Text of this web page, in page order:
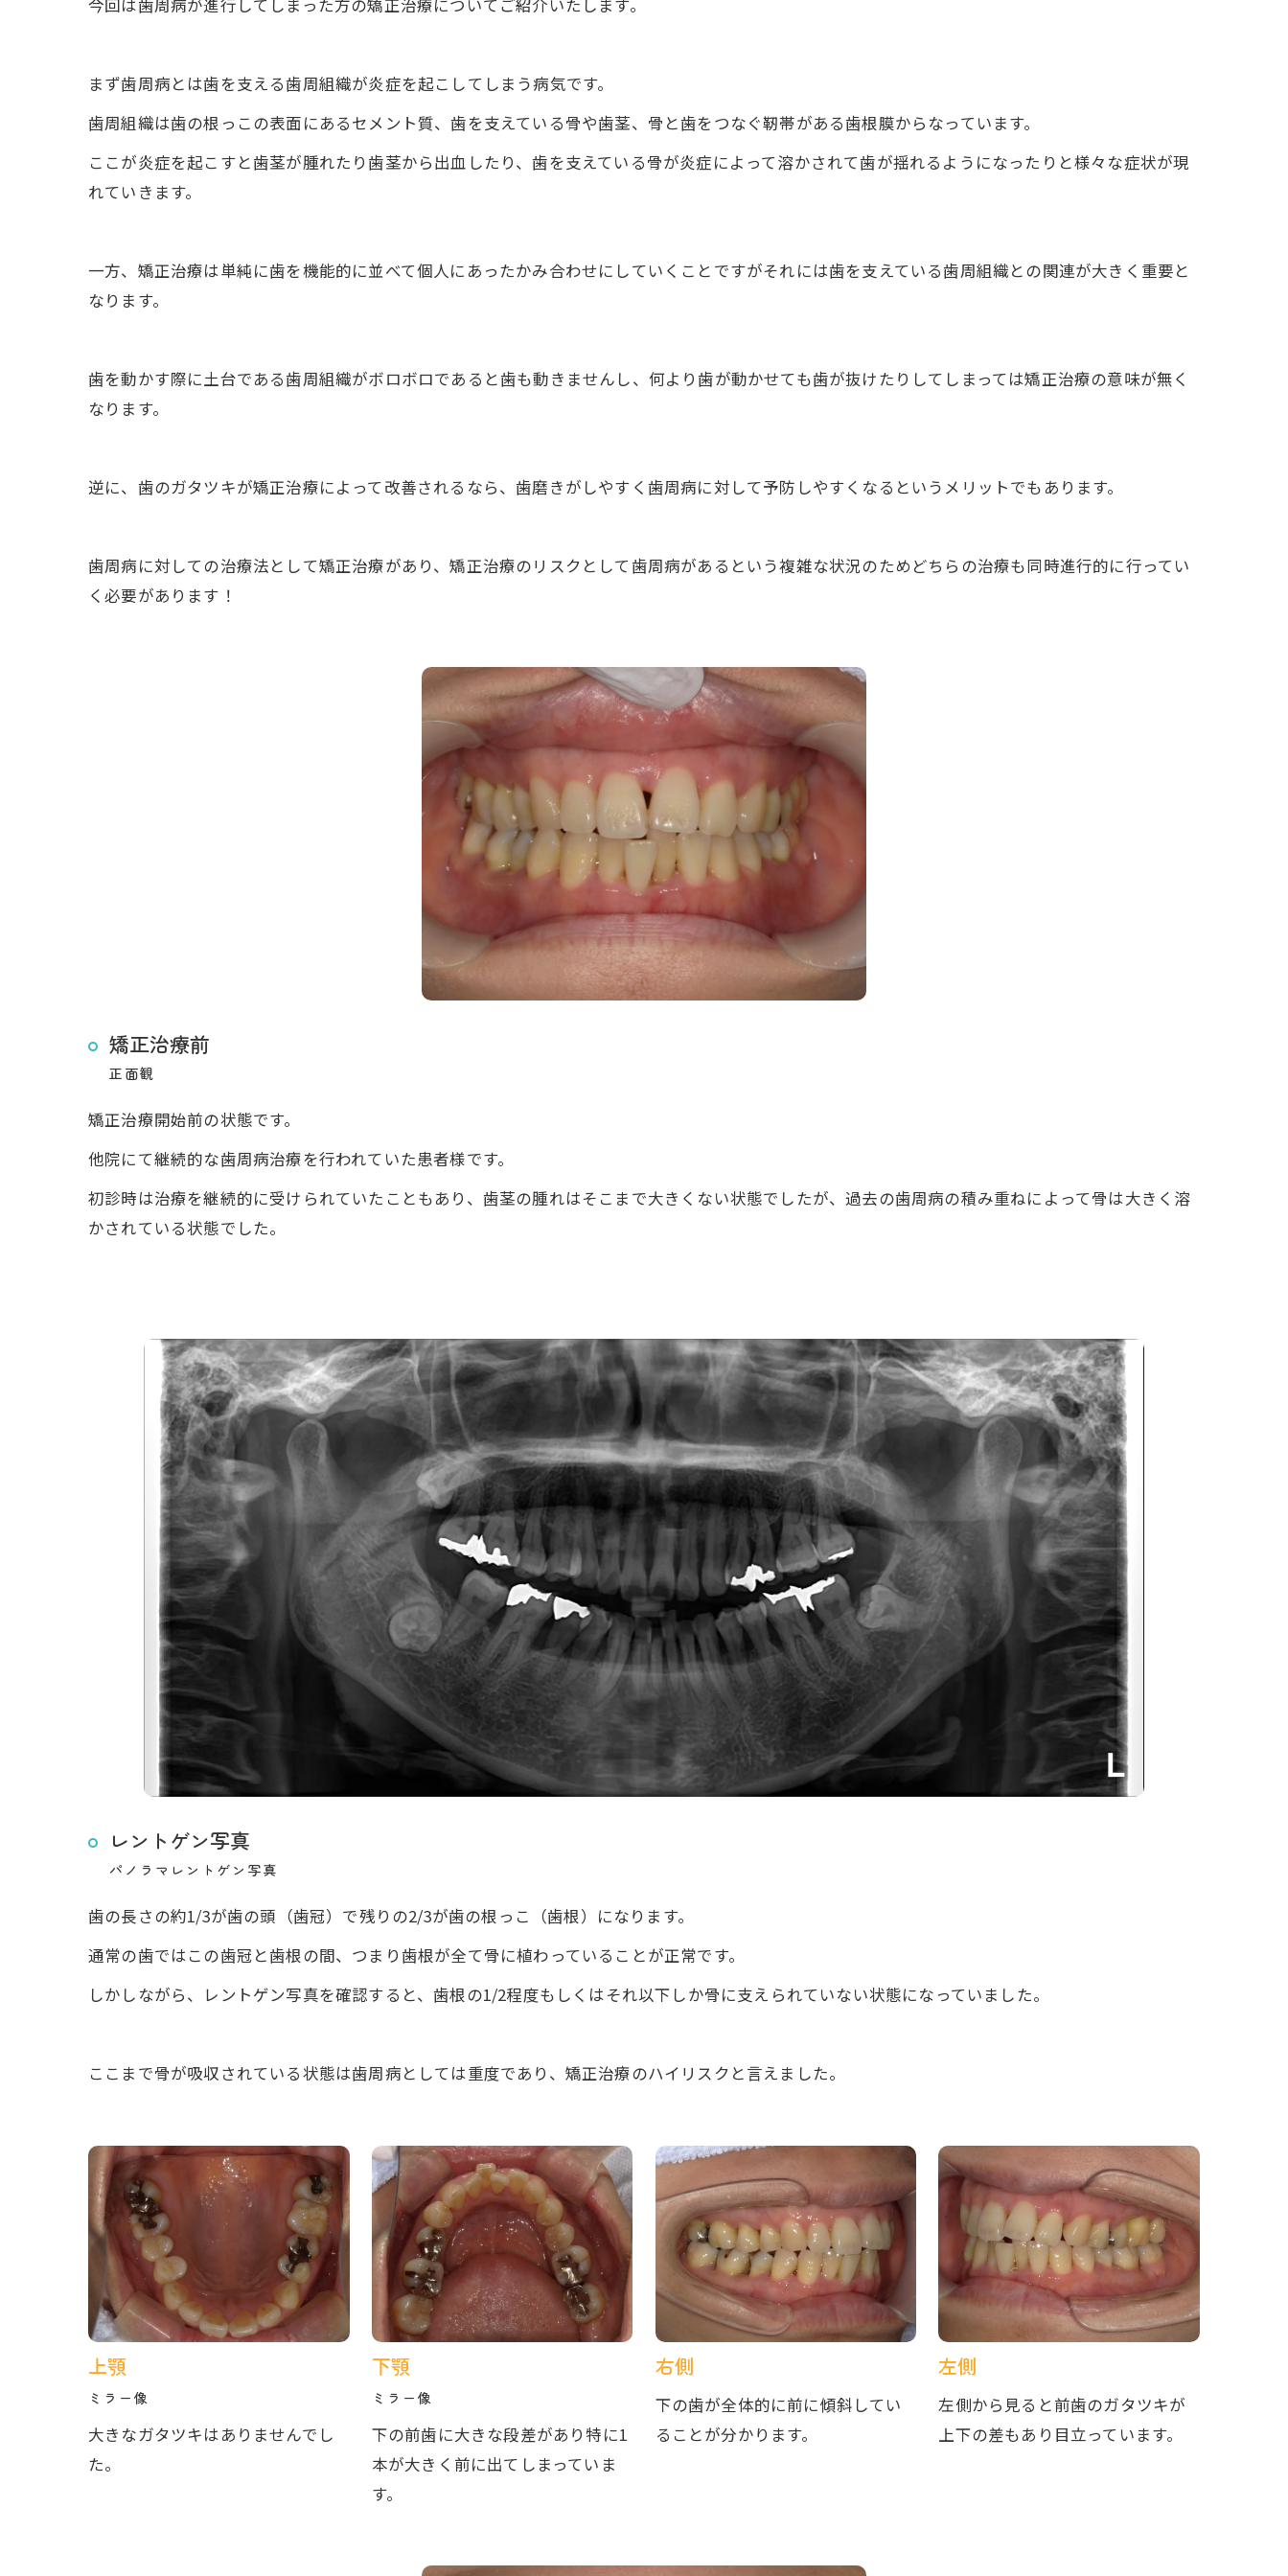
今回は歯周病が進行してしまった方の矯正治療についてご紹介いたします。
まず歯周病とは歯を支える歯周組織が炎症を起こしてしまう病気です。
歯周組織は歯の根っこの表面にあるセメント質、歯を支えている骨や歯茎、骨と歯をつなぐ靭帯がある歯根膜からなっています。
ここが炎症を起こすと歯茎が腫れたり歯茎から出血したり、歯を支えている骨が炎症によって溶かされて歯が揺れるようになったりと様々な症状が現
れていきます。
一方、矯正治療は単純に歯を機能的に並べて個人にあったかみ合わせにしていくことですがそれには歯を支えている歯周組織との関連が大きく重要と
なります。
歯を動かす際に土台である歯周組織がボロボロであると歯も動きませんし、何より歯が動かせても歯が抜けたりしてしまっては矯正治療の意味が無く
なります。
逆に、歯のガタツキが矯正治療によって改善されるなら、歯磨きがしやすく歯周病に対して予防しやすくなるというメリットでもあります。
歯周病に対しての治療法として矯正治療があり、矯正治療のリスクとして歯周病があるという複雑な状況のためどちらの治療も同時進行的に行ってい
く必要があります！
矯正治療前
正面観
矯正治療開始前の状態です。
他院にて継続的な歯周病治療を行われていた患者様です。
初診時は治療を継続的に受けられていたこともあり、歯茎の腫れはそこまで大きくない状態でしたが、過去の歯周病の積み重ねによって骨は大きく溶
かされている状態でした。
レントゲン写真
パノラマレントゲン写真
歯の長さの約1/3が歯の頭（歯冠）で残りの2/3が歯の根っこ（歯根）になります。
通常の歯ではこの歯冠と歯根の間、つまり歯根が全て骨に植わっていることが正常です。
しかしながら、レントゲン写真を確認すると、歯根の1/2程度もしくはそれ以下しか骨に支えられていない状態になっていました。
ここまで骨が吸収されている状態は歯周病としては重度であり、矯正治療のハイリスクと言えました。
上顎
ミラー像
大きなガタツキはありませんでし
た。
下顎
ミラー像
下の前歯に大きな段差があり特に1
本が大きく前に出てしまっていま
す。
右側
下の歯が全体的に前に傾斜してい
ることが分かります。
左側
左側から見ると前歯のガタツキが
上下の差もあり目立っています。